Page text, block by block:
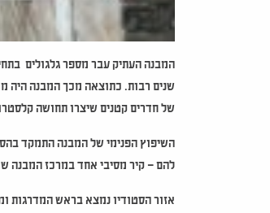
המבנה העתיק עבר מספר גלגולים
שנים רבות. כתוצאה מכך המבנה היה
של חדרים קטנים שיצרו תחושה
השיפוץ הפנימי של המבנה התמקד
להם – קיר מסיבי אחד במרכז המבנה
אזור הסטודיו נמצא בראש המדרגות